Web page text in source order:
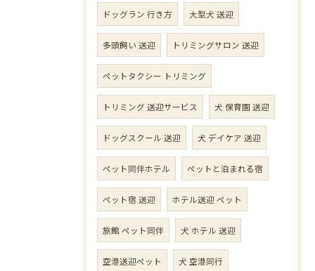
ドッグラン 行き方 大型犬 送迎
多頭飼い 送迎 トリミングサロン 送迎
ペットタクシー トリミング
トリミング 送迎サービス 犬 保育園 送迎
ドッグスクール 送迎 犬 デイケア 送迎
ペット同伴ホテル ペットと泊まれる宿
ペット宿 送迎 ホテル送迎 ペット
旅館 ペット同伴 犬 ホテル 送迎
空港送迎ペット 犬 空港同行